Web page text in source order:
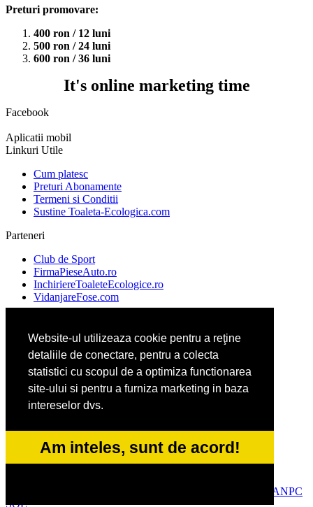
Website-ul utilizeaza cookie pentru a reţine
detaliile de conectare, pentru a colecta
statistici cu scopul de a optimiza functionarea
site-ului si pentru a furniza marketing in baza
intereselor dvs.
Am inteles, sunt de acord!
Preturi promovare:
400 ron / 12 luni
500 ron / 24 luni
600 ron / 36 luni
It's online marketing time
Facebook
Aplicatii mobil
Linkuri Utile
Cum platesc
Preturi Abonamente
Termeni si Conditii
Sustine Toaleta-Ecologica.com
Parteneri
Club de Sport
FirmaPieseAuto.ro
InchiriereToaleteEcologice.ro
VidanjareFose.com
Ambalaje Romania
Apicultorul.com
Cabinet-Individual.ro
CentruInchirieri.ro
ConstructiiHaleMetalice.ro
FirmaDeratizare.ro
InstructorScoalaAuto.ro
SalonFrizerieCanina.com
ANPC
SOL